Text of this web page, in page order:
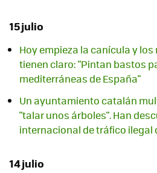
15 julio
Hoy empieza la canícula y
tienen claro: "Pintan bastos
mediterráneas de España"
Un ayuntamiento catalán
"talar unos árboles". Han
internacional de tráfico ilegal
14 julio